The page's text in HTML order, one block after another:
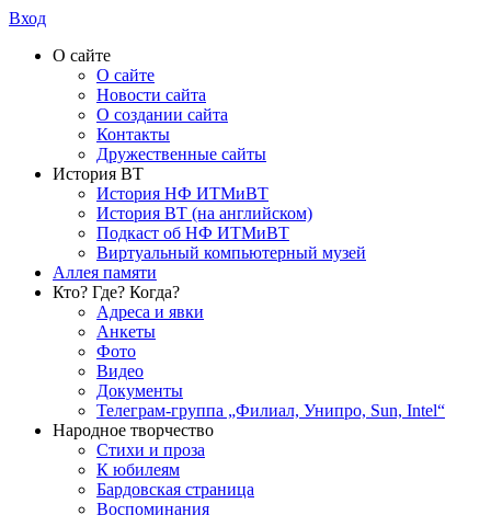
Вход
О сайте
О сайте
Новости сайта
О создании сайта
Контакты
Дружественные сайты
История ВТ
История НФ ИТМиВТ
История ВТ (на английском)
Подкаст об НФ ИТМиВТ
Виртуальный компьютерный музей
Аллея памяти
Кто? Где? Когда?
Адреса и явки
Анкеты
Фото
Видео
Документы
Телеграм-группа „Филиал, Унипро, Sun, Intel“
Народное творчество
Стихи и проза
К юбилеям
Бардовская страница
Воспоминания